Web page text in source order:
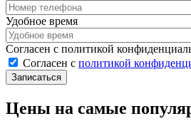
Удобное время
Согласен с политикой
Согласен с политикой
Цены на самые